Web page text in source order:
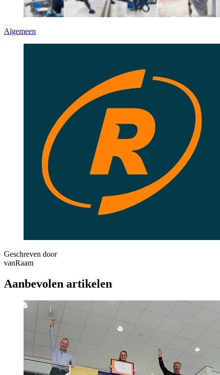
Algemeen
Geschreven door
vanRaam
Aanbevolen artikelen